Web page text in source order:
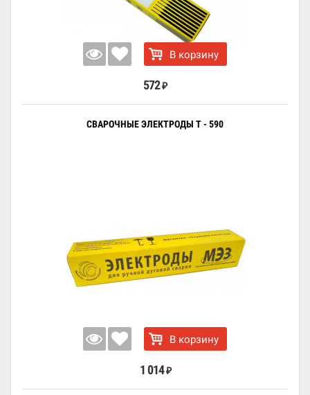
В корзину
572 ₽
СВАРОЧНЫЕ ЭЛЕКТРОДЫ Т - 590
В корзину
1 014 ₽